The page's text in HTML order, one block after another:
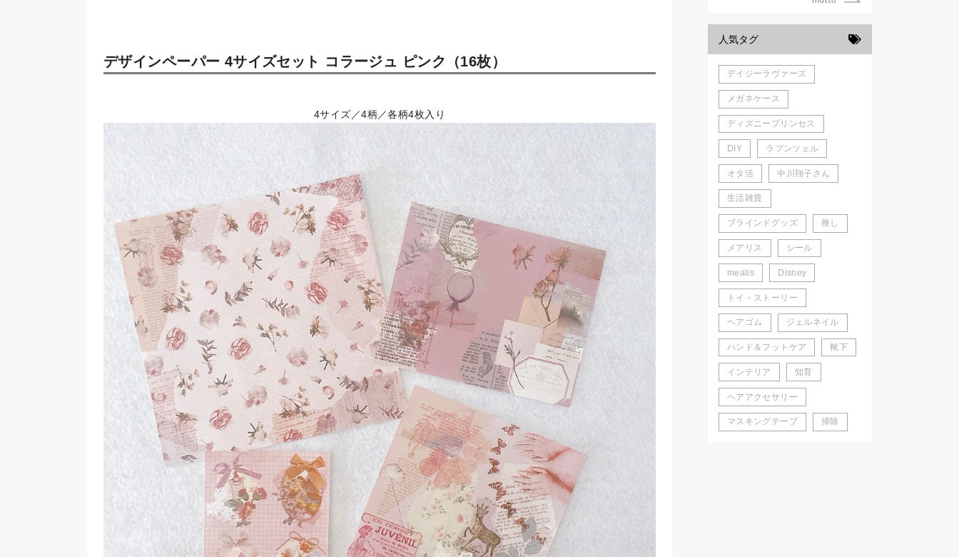
デザインペーパー 4サイズセット コラージュ ピンク（16枚）
4サイズ／4柄／各柄4枚入り
人気タグ
デイジーラヴァーズ
メガネケース
ディズニープリンセス
DIY ラプンツェル
オタ活 中川翔子さん
生活雑貨
ブラインドグッズ 推し
メアリス シール
mealis Disney
トイ・ストーリー
ヘアゴム ジェルネイル
ハンド＆フットケア 靴下
インテリア 知育
ヘアアクセサリー
マスキングテープ 掃除